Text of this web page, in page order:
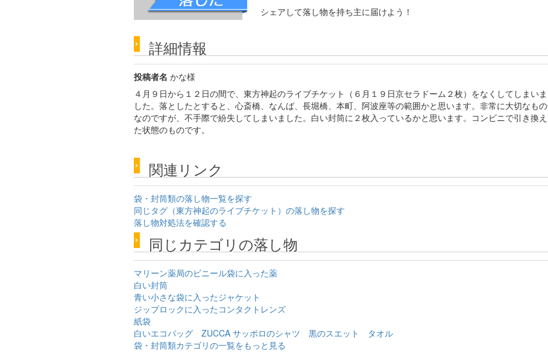
シェアして落し物を持ち主に届けよう！
詳細情報
投稿者名 かな様
４月９日から１２日の間で、東方神起のライブチケット（６月１９日京セラドーム２枚）をなくしてしまいま
した。落としたとすると、心斎橋、なんば、長堀橋、本町、阿波座等の範囲かと思います。非常に大切なもの
なのですが、不手際で紛失してしまいました。白い封筒に２枚入っているかと思います。コンビニで引き換え
た状態のものです。
関連リンク
袋・封筒類の落し物一覧を探す
同じタグ（東方神起のライブチケット）の落し物を探す
落し物対処法を確認する
同じカテゴリの落し物
マリーン薬局のビニール袋に入った薬
白い封筒
青い小さな袋に入ったジャケット
ジップロックに入ったコンタクトレンズ
紙袋
白いエコバッグ ZUCCA サッポロのシャツ 黒のスエット タオル
袋・封筒類カテゴリの一覧をもっと見る